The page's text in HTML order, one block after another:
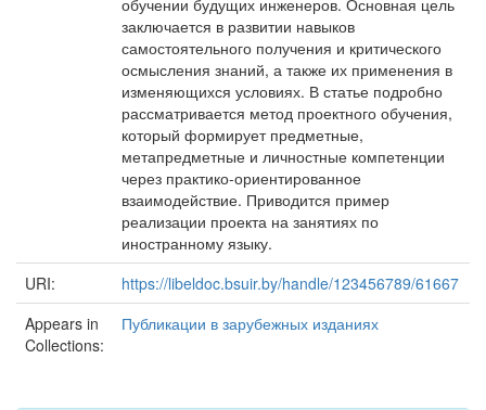
обучении будущих инженеров. Основная цель
заключается в развитии навыков
самостоятельного получения и критического
осмысления знаний, а также их применения в
изменяющихся условиях. В статье подробно
рассматривается метод проектного обучения,
который формирует предметные,
метапредметные и личностные компетенции
через практико-ориентированное
взаимодействие. Приводится пример
реализации проекта на занятиях по
иностранному языку.
URI:
https://libeldoc.bsuir.by/handle/123456789/61667
Appears in
Collections:
Публикации в зарубежных изданиях